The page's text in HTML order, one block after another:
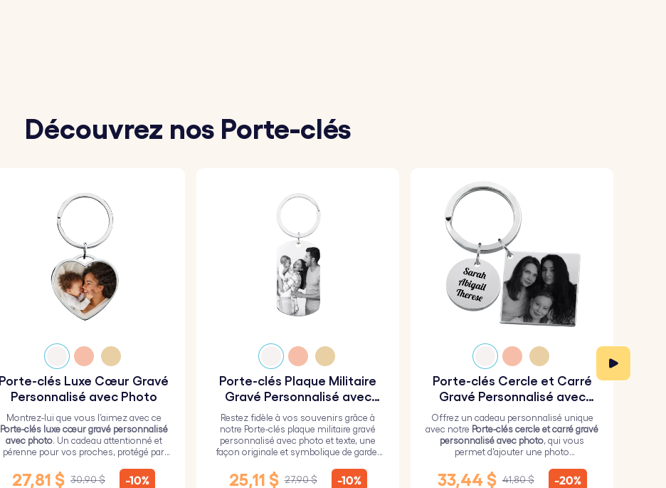
Découvrez nos Porte-clés
Porte-clés Luxe Cœur Gravé
Personnalisé avec Photo
Montrez-lui que vous l’aimez avec ce
Porte-clés luxe cœur gravé personnalisé
avec photo. Un cadeau attentionné et
pérenne pour vos proches, protégé par
27,81 $ 30,90 $ -10%
Porte-clés Plaque Militaire
Gravé Personnalisé avec
Photo et Texte
Restez fidèle à vos souvenirs grâce à
notre Porte-clés plaque militaire gravé
personnalisé avec photo et texte, une
façon originale et symbolique de garder
25,11 $ 27,90 $ -10%
Porte-clés Cercle et Carré
Gravé Personnalisé avec
Offrez un cadeau personnalisé unique
avec notre Porte-clés cercle et carré gravé
personnalisé avec photo, qui vous
permet d'ajouter une photo
votre choix sur le cercle.
33,44 $ 41,80 $ -20%